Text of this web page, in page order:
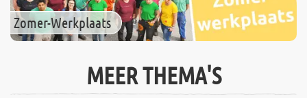
Zomer-Werkplaats
MEER THEMA'S